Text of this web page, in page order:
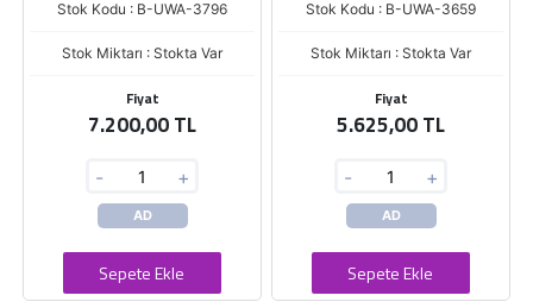
Stok Kodu : B-UWA-3796
Stok Miktarı : Stokta Var
Fiyat
7.200,00 TL
- +
AD
Sepete Ekle
Stok Kodu : B-UWA-3659
Stok Miktarı : Stokta Var
Fiyat
5.625,00 TL
- +
AD
Sepete Ekle